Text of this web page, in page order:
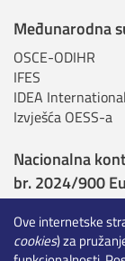
Ove internetske
cookies) za
Međunarodna
OSCE-ODIHR
IFES
IDEA International
Izvješća OESS-a
Nacionalna
br. 2024/900
Nadležna tijela